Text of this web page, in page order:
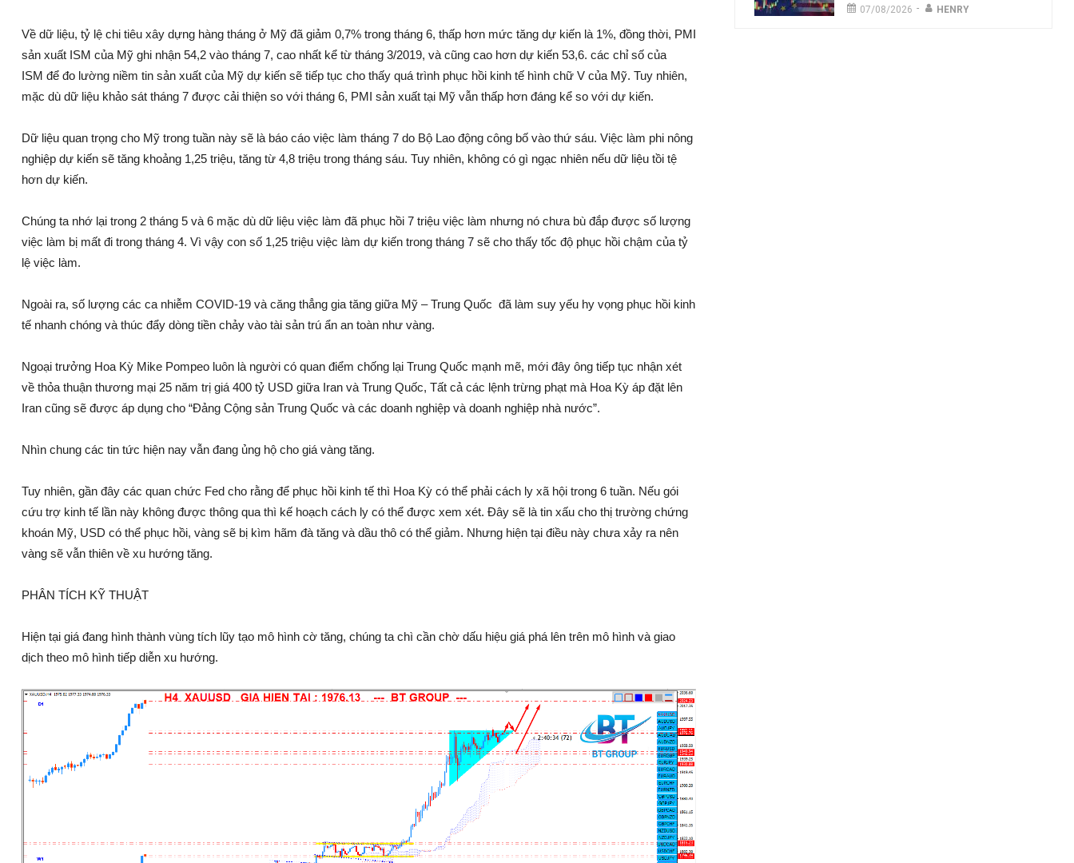
Về dữ liệu, tỷ lệ chi tiêu xây dựng hàng tháng ở Mỹ đã giảm 0,7% trong tháng 6, thấp hơn mức tăng dự kiến là 1%, đồng thời, PMI
sản xuất ISM của Mỹ ghi nhận 54,2 vào tháng 7, cao nhất kể từ tháng 3/2019, và cũng cao hơn dự kiến 53,6. các chỉ số của
ISM để đo lường niềm tin sản xuất của Mỹ dự kiến sẽ tiếp tục cho thấy quá trình phục hồi kinh tế hình chữ V của Mỹ. Tuy nhiên,
mặc dù dữ liệu khảo sát tháng 7 được cải thiện so với tháng 6, PMI sản xuất tại Mỹ vẫn thấp hơn đáng kể so với dự kiến.
Dữ liệu quan trọng cho Mỹ trong tuần này sẽ là báo cáo việc làm tháng 7 do Bộ Lao động công bố vào thứ sáu. Việc làm phi nông
nghiệp dự kiến sẽ tăng khoảng 1,25 triệu, tăng từ 4,8 triệu trong tháng sáu. Tuy nhiên, không có gì ngạc nhiên nếu dữ liệu tồi tệ
hơn dự kiến.
Chúng ta nhớ lại trong 2 tháng 5 và 6 mặc dù dữ liệu việc làm đã phục hồi 7 triệu việc làm nhưng nó chưa bù đắp được số lượng
việc làm bị mất đi trong tháng 4. Vì vậy con số 1,25 triệu việc làm dự kiến trong tháng 7 sẽ cho thấy tốc độ phục hồi chậm của tỷ
lệ việc làm.
Ngoài ra, số lượng các ca nhiễm COVID-19 và căng thẳng gia tăng giữa Mỹ – Trung Quốc đã làm suy yếu hy vọng phục hồi kinh
tế nhanh chóng và thúc đẩy dòng tiền chảy vào tài sản trú ẩn an toàn như vàng.
Ngoại trưởng Hoa Kỳ Mike Pompeo luôn là người có quan điểm chống lại Trung Quốc mạnh mẽ, mới đây ông tiếp tục nhận xét
về thỏa thuận thương mại 25 năm trị giá 400 tỷ USD giữa Iran và Trung Quốc, Tất cả các lệnh trừng phạt mà Hoa Kỳ áp đặt lên
Iran cũng sẽ được áp dụng cho “Đảng Cộng sản Trung Quốc và các doanh nghiệp và doanh nghiệp nhà nước”.
Nhìn chung các tin tức hiện nay vẫn đang ủng hộ cho giá vàng tăng.
Tuy nhiên, gần đây các quan chức Fed cho rằng để phục hồi kinh tế thì Hoa Kỳ có thể phải cách ly xã hội trong 6 tuần. Nếu gói
cứu trợ kinh tế lần này không được thông qua thì kế hoạch cách ly có thể được xem xét. Đây sẽ là tin xấu cho thị trường chứng
khoán Mỹ, USD có thể phục hồi, vàng sẽ bị kìm hãm đà tăng và dầu thô có thể giảm. Nhưng hiện tại điều này chưa xảy ra nên
vàng sẽ vẫn thiên về xu hướng tăng.
PHÂN TÍCH KỸ THUẬT
Hiện tại giá đang hình thành vùng tích lũy tạo mô hình cờ tăng, chúng ta chì cần chờ dấu hiệu giá phá lên trên mô hình và giao
dịch theo mô hình tiếp diễn xu hướng.
07/08/2026 - HENRY